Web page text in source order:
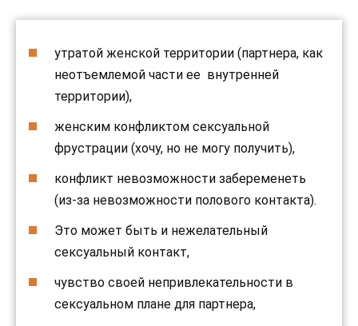
утратой женской территории (партнера, как
неотъемлемой части ее внутренней
территории),
женским конфликтом сексуальной
фрустрации (хочу, но не могу получить),
конфликт невозможности забеременеть
(из-за невозможности полового контакта).
Это может быть и нежелательный
сексуальный контакт,
чувство своей непривлекательности в
сексуальном плане для партнера,